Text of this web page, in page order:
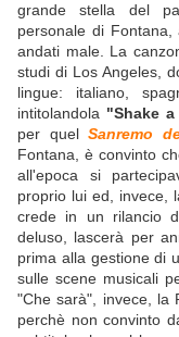
grande stella del
personale di
andati male. La
studi di Los Angeles,
lingue: italiano,
intitolandola "Shake a
per quelSanremo
Fontana, è convinto
all'epoca si
proprio lui ed, invece,
crede in un rilancio
deluso, lascerà per
prima alla gestione di
sulle scene musicali
"Che sarà", invece, la
perchè non convinto